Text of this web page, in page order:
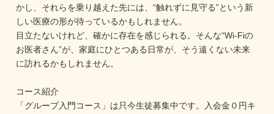
かし、それらを乗り越えた先には、“触れずに見守る”という新
しい医療の形が待っているかもしれません。
目立たないけれど、確かに存在を感じられる。そんな“Wi-Fiの
お医者さん”が、家庭にひとつある日常が、そう遠くない未来
に訪れるかもしれません。
コース紹介
「グループ入門コース」は只今生徒募集中です。入会金０円キ